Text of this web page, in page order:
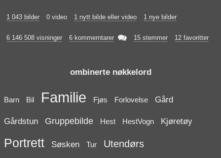
1 043 bilder 0 video 1 nytt bilde eller video 1 nye bilder
6 146 508 visninger 6 kommerntarer  15 stemmer 12 favoritter
ombinerte nøkkelord
Barn Bil Familie Fjøs Forlovelse Gård
Gårdstun Gruppebilde Hest HestVogn Kjøretøy
Portrett Søsken Tur Utendørs